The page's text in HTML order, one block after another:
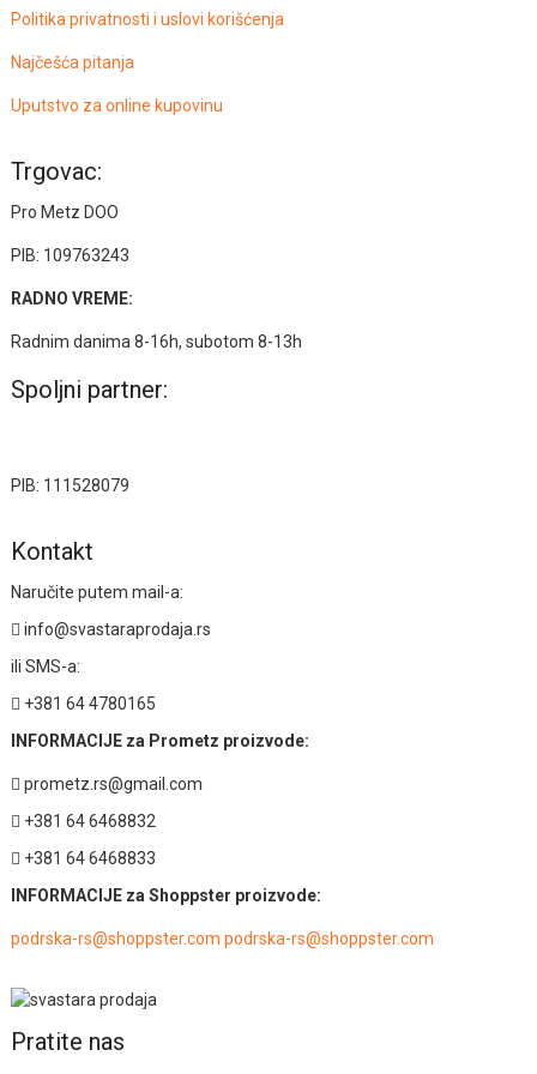
Politika privatnosti i uslovi korišćenja
Najčešća pitanja
Uputstvo za online kupovinu
Trgovac:
Pro Metz DOO
PIB: 109763243
RADNO VREME:
Radnim danima 8-16h, subotom 8-13h
Spoljni partner:
PIB: 111528079
Kontakt
Naručite putem mail-a:
info@svastaraprodaja.rs
ili SMS-a:
+381 64 4780165
INFORMACIJE za Prometz proizvode:
prometz.rs@gmail.com
+381 64 6468832
+381 64 6468833
INFORMACIJE za Shoppster proizvode:
podrska-rs@shoppster.com podrska-rs@shoppster.com
Pratite nas